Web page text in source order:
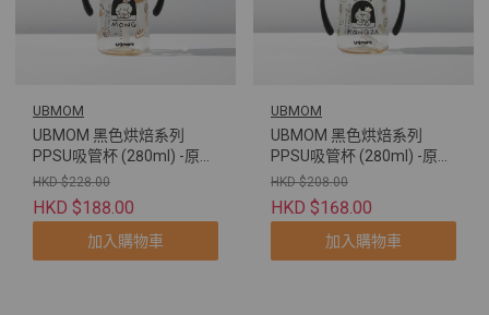
UBMOM
UBMOM 黑色烘焙系列
PPSU吸管杯 (280ml) -原裝
配彈蓋帶重力球及直飲管
(牛角包萌萌狗)
HKD $228.00
HKD $188.00
加入購物車
UBMOM
UBMOM 黑色烘焙系列
PPSU吸管杯 (280ml) -原裝
配彈蓋帶重力球及直飲管
(法棍包萌莎貓)
HKD $208.00
HKD $168.00
加入購物車